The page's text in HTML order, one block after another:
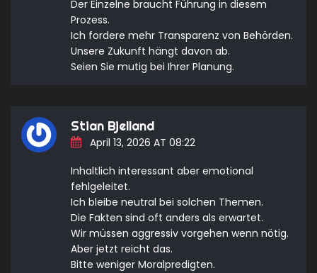
Der Einzelne braucht Führung in diesem
Prozess.
Ich fordere mehr Transparenz von Behörden.
Unsere Zukunft hängt davon ab.
Seien Sie mutig bei Ihrer Planung.
Stian Bjelland
April 13, 2026 AT 08:22
Inhaltlich interessant aber emotional
fehlgeleitet.
Ich bleibe neutral bei solchen Themen.
Die Fakten sind oft anders als erwartet.
Wir müssen aggressiv vorgehen wenn nötig.
Aber jetzt reicht das.
Bitte weniger Moralpredigten.